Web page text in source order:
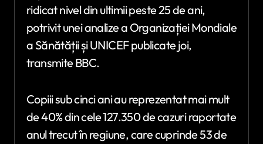
ridicat nivel din ultimii peste 25 de ani,
potrivit unei analize a Organizației Mondiale
a Sănătății și UNICEF publicate joi,
transmite BBC.
Copiii sub cinci ani au reprezentat mai mult
de 40% din cele 127.350 de cazuri raportate
anul trecut în regiune, care cuprinde 53 de